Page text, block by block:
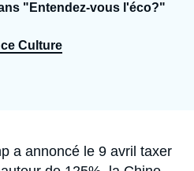
"Entendez-vous l'éco?"
Culture
a annoncé le 9 avril taxer